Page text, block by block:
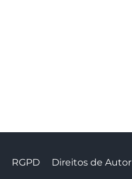
RGPD Direitos de Autor